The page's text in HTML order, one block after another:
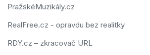
PražskéMuzikály.cz
RealFree.cz - opravdu bez realitky
RDY.cz – zkracovač URL